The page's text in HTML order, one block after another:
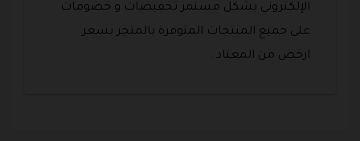
الإلكتروني بشكل مستمر تخفيضات و خصومات
على جميع المنتجات المتوفرة بالمتجر بسعر
ارخص من المعتاد .